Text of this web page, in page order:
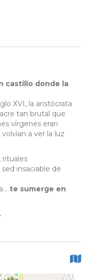
castillo donde la
XVI, la aristócrata
tan brutal que
vírgenes eran
a ver la luz
rituales
insaciable de
te sumerge en